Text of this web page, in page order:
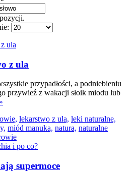
z ula
przypadłości, a podniebieniu
przywieź z wakacji słoik miodu lub
»
lekarstwo z ula, leki naturalne,
miód manuka, natura, naturalne
supermoce